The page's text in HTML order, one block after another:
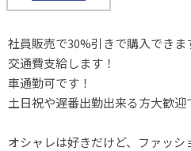
社員販売で30%引きで購入できま
交通費支給します！
車通勤可です！
土日祝や遅番出勤出来る方大歓迎
オシャレは好きだけど、ファッシ